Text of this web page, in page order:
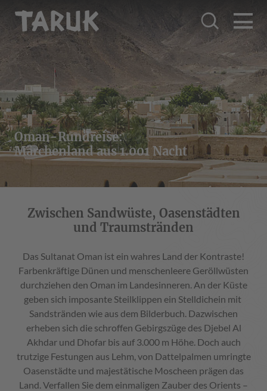
Oman-Rundreise:
Märchenland aus 1.001 Nacht
Zwischen Sandwüste, Oasenstädten
und Traumstränden
Das Sultanat Oman ist ein wahres Land der Kontraste!
Farbenkräftige Dünen und menschenleere Geröllwüsten
durchziehen den Oman im Landesinneren. An der Küste
geben sich imposante Steilklippen ein Stelldichein mit
Sandstränden wie aus dem Bilderbuch. Dazwischen
erheben sich die schroffen Gebirgszüge des Djebel Al
Akhdar und Dhofar bis auf 3.000 m Höhe. Doch auch
trutzige Festungen aus Lehm, von Dattelpalmen umringte
Oasenstädte und majestätische Moscheen prägen das
Land. Verfallen Sie dem einmaligen Zauber des Orients –